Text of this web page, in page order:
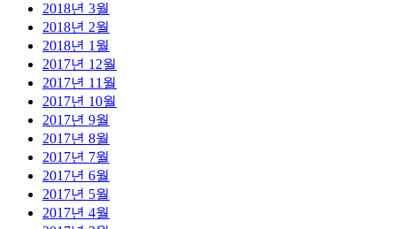
2018년 3월
2018년 2월
2018년 1월
2017년 12월
2017년 11월
2017년 10월
2017년 9월
2017년 8월
2017년 7월
2017년 6월
2017년 5월
2017년 4월